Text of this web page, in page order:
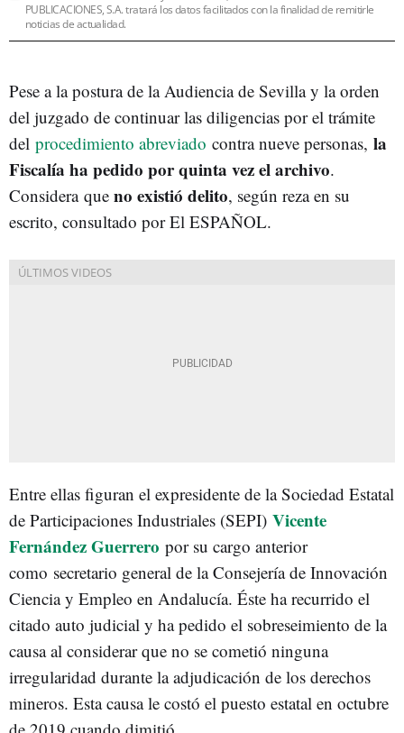
PUBLICACIONES, S.A. tratará los datos facilitados con la finalidad de remitirle
noticias de actualidad.
Pese a la postura de la Audiencia de Sevilla y la orden
del juzgado de continuar las diligencias por el trámite
del procedimiento abreviado contra nueve personas, la
Fiscalía ha pedido por quinta vez el archivo.
Considera que no existió delito, según reza en su
escrito, consultado por El ESPAÑOL.
Entre ellas figuran el expresidente de la Sociedad Estatal
de Participaciones Industriales (SEPI) Vicente
Fernández Guerrero por su cargo anterior
como secretario general de la Consejería de Innovación
Ciencia y Empleo en Andalucía. Éste ha recurrido el
citado auto judicial y ha pedido el sobreseimiento de la
causa al considerar que no se cometió ninguna
irregularidad durante la adjudicación de los derechos
mineros. Esta causa le costó el puesto estatal en octubre